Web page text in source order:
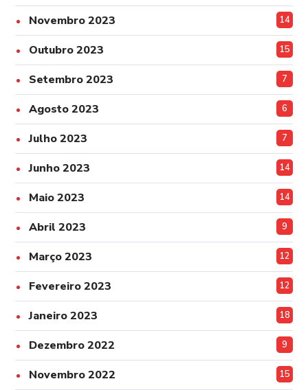
Novembro 2023 14
Outubro 2023 15
Setembro 2023 7
Agosto 2023 6
Julho 2023 7
Junho 2023 14
Maio 2023 14
Abril 2023 9
Março 2023 12
Fevereiro 2023 12
Janeiro 2023 18
Dezembro 2022 9
Novembro 2022 15